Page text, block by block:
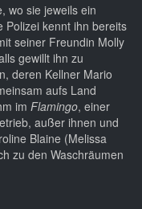
wo sie jeweils ein
Polizei kennt ihn bereits
seiner Freundin Molly
gewillt ihn zu
deren Kellner Mario
aufs Land
im Flamingo, einer
außer ihnen und
Blaine (Melissa
zu den Waschräumen